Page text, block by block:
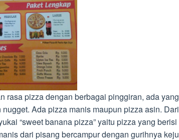
rasa pizza dengan berbagai pinggiran, ada yang
Ada pizza manis maupun pizza asin. Dari
“sweet banana pizza” yaitu pizza yang berisi
dari pisang bercampur dengan gurihnya keju